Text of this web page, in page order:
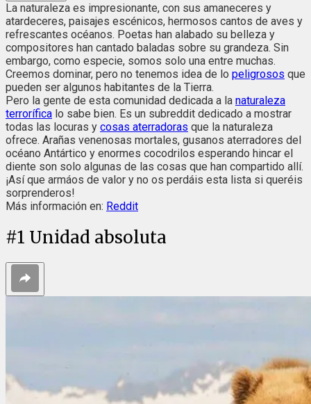
La naturaleza es impresionante, con sus amaneceres y
atardeceres, paisajes escénicos, hermosos cantos de aves y
refrescantes océanos. Poetas han alabado su belleza y
compositores han cantado baladas sobre su grandeza. Sin
embargo, como especie, somos solo una entre muchas.
Creemos dominar, pero no tenemos idea de lo peligrosos que
pueden ser algunos habitantes de la Tierra.
Pero la gente de esta comunidad dedicada a la naturaleza
terrorífica lo sabe bien. Es un subreddit dedicado a mostrar
todas las locuras y cosas aterradoras que la naturaleza
ofrece. Arañas venenosas mortales, gusanos aterradores del
océano Antártico y enormes cocodrilos esperando hincar el
diente son solo algunas de las cosas que han compartido allí.
¡Así que armáos de valor y no os perdáis esta lista si queréis
sorprenderos!
Más información en: Reddit
#1 Unidad absoluta